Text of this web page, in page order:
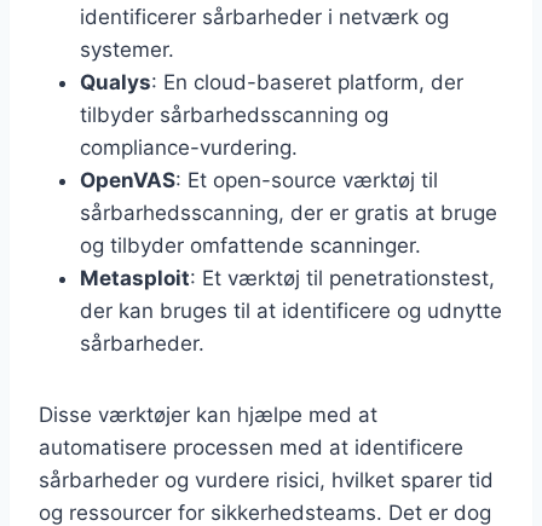
identificerer sårbarheder i netværk og
systemer.
Qualys: En cloud-baseret platform, der
tilbyder sårbarhedsscanning og
compliance-vurdering.
OpenVAS: Et open-source værktøj til
sårbarhedsscanning, der er gratis at bruge
og tilbyder omfattende scanninger.
Metasploit: Et værktøj til penetrationstest,
der kan bruges til at identificere og udnytte
sårbarheder.
Disse værktøjer kan hjælpe med at
automatisere processen med at identificere
sårbarheder og vurdere risici, hvilket sparer tid
og ressourcer for sikkerhedsteams. Det er dog